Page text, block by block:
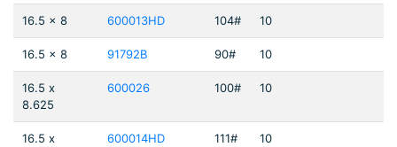
16.5 x 8 600013HD 104# 10
16.5 x 8 91792B 90# 10
16.5 x
8.625
600026 100# 10
16.5 x
600014HD 111# 10